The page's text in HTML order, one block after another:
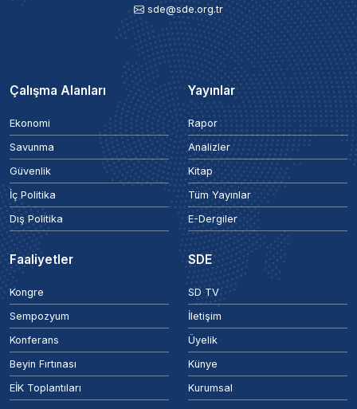
sde@sde.org.tr
Çalışma Alanları
Ekonomi
Savunma
Güvenlik
İç Politika
Dış Politika
Yayınlar
Rapor
Analizler
Kitap
Tüm Yayınlar
E-Dergiler
Faaliyetler
Kongre
Sempozyum
Konferans
Beyin Fırtınası
EİK Toplantıları
SDE
SD TV
İletişim
Üyelik
Künye
Kurumsal